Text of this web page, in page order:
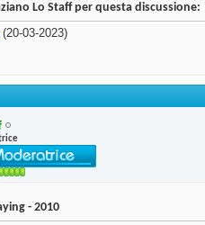
Lo Staff per questa discussione:
(20-03-2023)
- 2010